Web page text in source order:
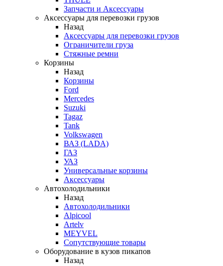
Запчасти и Аксессуары
Аксессуары для перевозки грузов
Назад
Аксессуары для перевозки грузов
Ограничители груза
Стяжные ремни
Корзины
Назад
Корзины
Ford
Mercedes
Suzuki
Tagaz
Tank
Volkswagen
ВАЗ (LADA)
ГАЗ
УАЗ
Универсальные корзины
Аксессуары
Автохолодильники
Назад
Автохолодильники
Alpicool
Artelv
MEYVEL
Сопутствующие товары
Оборудование в кузов пикапов
Назад